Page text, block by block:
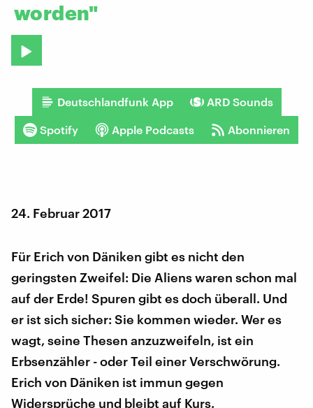
worden"
Deutschlandfunk App ARD Sounds
Spotify Apple Podcasts Abonnieren
24. Februar 2017
Für Erich von Däniken gibt es nicht den
geringsten Zweifel: Die Aliens waren schon mal
auf der Erde! Spuren gibt es doch überall. Und
er ist sich sicher: Sie kommen wieder. Wer es
wagt, seine Thesen anzuzweifeln, ist ein
Erbsenzähler - oder Teil einer Verschwörung.
Erich von Däniken ist immun gegen
Widersprüche und bleibt auf Kurs.